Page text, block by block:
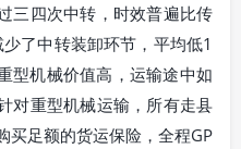
三四次中转，时效普遍比传
了中转装卸环节，平均低1
型机械价值高，运输途中如
对重型机械运输，所有走县
买足额的货运保险，全程GP